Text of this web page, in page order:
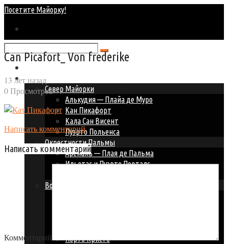
Посетите Майорку!
Курорты Майорки
Север Майорки
Алькудия — Плайа де Муро
Кан Пикафорт
Кала Сан Висент
Пуэрто Польенса
Окрестности Пальмы
Ареналь — Плая де Пальма
Ильетас и Пуэрто Порталс
Восточное побережье
Порто Кристо
Can Picafort_ Von frederike
13 лет назад
0 Просмотров
Написать комментарий
Написать комментарий
Комментарий